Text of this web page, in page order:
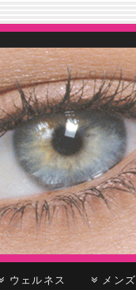
ウェルネス メンズ